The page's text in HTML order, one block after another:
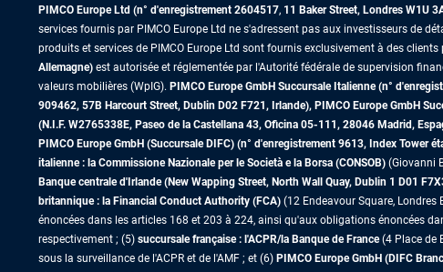
PIMCO Europe Ltd (n° d'enregistrement 2604517, 11 Baker Street, Londres W1U
services fournis par PIMCO Europe Ltd ne s'adressent pas aux investisseurs de
produits et services de PIMCO Europe Ltd sont fournis exclusivement à des
Allemagne) est autorisée et réglementée par l'Autorité fédérale de supervision
valeurs mobilières (WpIG). PIMCO Europe GmbH Succursale Italienne (n°
909462, 57B Harcourt Street, Dublin D02 F721, Irlande), PIMCO Europe GmbH
(N.I.F. W2765338E, Paseo de la Castellana 43, Oficina 05-111, 28046 Madrid,
PIMCO Europe GmbH (Succursale DIFC) (n° d'enregistrement 9613, Index Tower
italienne : la Commissione Nazionale per le Società e la Borsa (CONSOB) (Giovanni
Banque centrale d'Irlande (New Wapping Street, North Wall Quay, Dublin 1 D01
britannique : la Financial Conduct Authority (FCA) (12 Endeavour Square, Londres
énoncées dans les articles 168 et 203 à 224, ainsi qu'aux obligations énoncées
respectivement ; (5) succursale française : l'ACPR/la Banque de France(4 Place de
sous la surveillance de l'ACPR et de l'AMF ; et (6) PIMCO Europe GmbH (DIFC